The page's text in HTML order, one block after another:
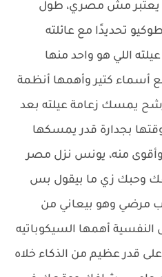
يعتبر مش مصري، طول
تحديدًا مع عائلته
اللي هو واحد منها
أسماء كتير وأهمها أنظمة
يمسك زعامة عيلته بعد
بجدارة قدر يمسكها
وأقوى منه، يونس نزل مصر
وحبك زي ما بيقول بس
مرضي وهو بيعاني من
أهمها السيكوباتيه
قدر عظيم من الذكاء خلاه